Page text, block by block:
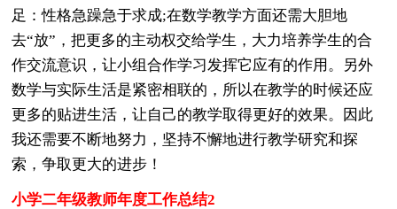
足：性格急躁急于求成;在数学教学方面还需大胆地
去“放”，把更多的主动权交给学生，大力培养学生的合
作交流意识，让小组合作学习发挥它应有的作用。另外
数学与实际生活是紧密相联的，所以在教学的时候还应
更多的贴进生活，让自己的教学取得更好的效果。因此
我还需要不断地努力，坚持不懈地进行教学研究和探
索，争取更大的进步！
小学二年级教师年度工作总结2